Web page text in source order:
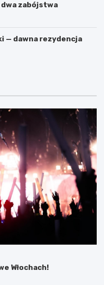
zabójstwa
— dawna rezydencja
Włochach!